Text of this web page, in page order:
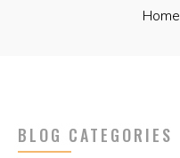
Home
BLOG CATEGORIES